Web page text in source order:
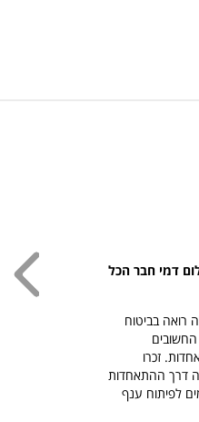
דמי חבר הכל
רואה בביטוח
זכרו
דרך ההתאחדות
לפיתוח ענף